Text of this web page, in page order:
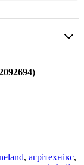
, агрітехнікс,